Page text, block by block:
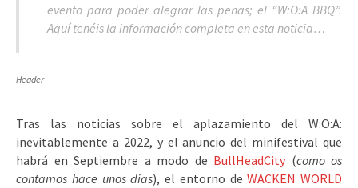
evento para poder alegrar las penas; el “W:O:A BBQ”.
Aquí tenéis la información completa en esta noticia…
Header
Tras las noticias sobre el aplazamiento del W:O:A:
inevitablemente a 2022, y el anuncio del minifestival que
habrá en Septiembre a modo de BullHeadCity (como os
contamos hace unos días), el entorno deWACKEN WORLD